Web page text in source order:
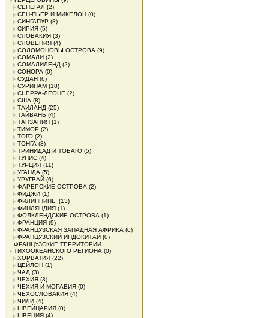
СЕНЕГАЛ (2)
СЕН-ПЬЕР И МИКЕЛОН (0)
СИНГАПУР (8)
СИРИЯ (5)
СЛОВАКИЯ (3)
СЛОВЕНИЯ (4)
СОЛОМОНОВЫ ОСТРОВА (9)
СОМАЛИ (2)
СОМАЛИЛЕНД (2)
СОНОРА (0)
СУДАН (6)
СУРИНАМ (18)
СЬЕРРА-ЛЕОНЕ (2)
США (8)
ТАИЛАНД (25)
ТАЙВАНЬ (4)
ТАНЗАНИЯ (1)
ТИМОР (2)
ТОГО (2)
ТОНГА (3)
ТРИНИДАД И ТОБАГО (5)
ТУНИС (4)
ТУРЦИЯ (11)
УГАНДА (5)
УРУГВАЙ (6)
ФАРЕРСКИЕ ОСТРОВА (2)
ФИДЖИ (1)
ФИЛИППИНЫ (13)
ФИНЛЯНДИЯ (1)
ФОЛКЛЕНДСКИЕ ОСТРОВА (1)
ФРАНЦИЯ (9)
ФРАНЦУЗСКАЯ ЗАПАДНАЯ АФРИКА (0)
ФРАНЦУЗСКИЙ ИНДОКИТАЙ (0)
ФРАНЦУЗСКИЕ ТЕРРИТОРИИ
ТИХООКЕАНСКОГО РЕГИОНА (0)
ХОРВАТИЯ (22)
ЦЕЙЛОН (1)
ЧАД (3)
ЧЕХИЯ (3)
ЧЕХИЯ И МОРАВИЯ (0)
ЧЕХОСЛОВАКИЯ (4)
ЧИЛИ (4)
ШВЕЙЦАРИЯ (0)
ШВЕЦИЯ (4)